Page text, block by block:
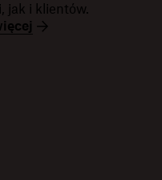
jak i klientów.